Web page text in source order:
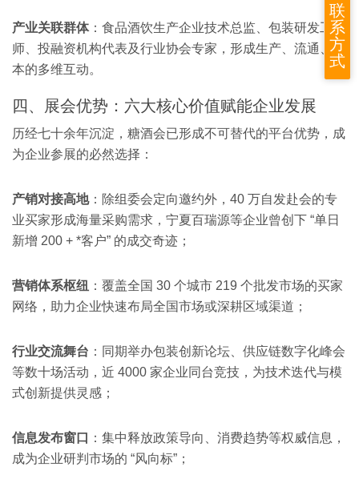
产业关联群体：食品酒饮生产企业技术总监、包装研发工程
师、投融资机构代表及行业协会专家，形成生产、流通、资
本的多维互动。
四、展会优势：六大核心价值赋能企业发展
历经七十余年沉淀，糖酒会已形成不可替代的平台优势，成
为企业参展的必然选择：
产销对接高地：除组委会定向邀约外，40 万自发赴会的专
业买家形成海量采购需求，宁夏百瑞源等企业曾创下 “单日
新增 200 + *客户” 的成交奇迹；
营销体系枢纽
：覆盖全国 30 个城市 219 个批发市场的买家
网络，助力企业快速布局全国市场或深耕区域渠道；
行业交流舞台 ：同期举办包装创新论坛、供应链数字化峰会
等数十场活动，近 4000 家企业同台竞技，为技术迭代与模
式创新提供灵感；
信息发布窗口
：集中释放政策导向、消费趋势等权威信息，
成为企业研判市场的 “风向标”；
联
系
方
式